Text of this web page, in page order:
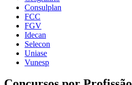
Consulplan
FCC
FGV
Idecan
Selecon
Uniase
Vunesp